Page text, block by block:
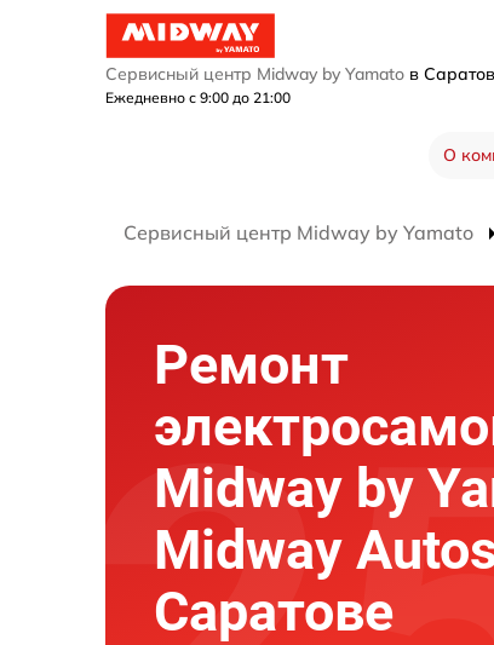
Сервисный центр Midway by Yamato в
Ежедневно с 9:00 до 21:00
О
Сервисный центр Midway by Yamato
Ремонт
Midway by
Midway
Саратове